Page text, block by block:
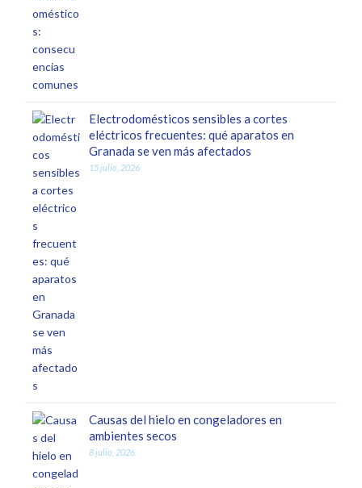
Electrodomésticos sensibles a cortes
eléctricos frecuentes: qué aparatos en
Granada se ven más afectados
15 julio, 2026
Causas del hielo en congeladores en
ambientes secos
8 julio, 2026